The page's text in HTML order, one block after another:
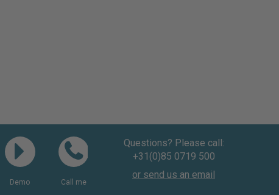
Demo Call me
Questions? Please call:
+31(0)85 0719 500
or send us an email